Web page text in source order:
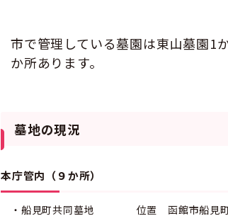
市で管理している墓園は東山墓園1
か所あります。
墓地の現況
本庁管内（９か所）
・船見町共同墓地 位置 函館市船見町